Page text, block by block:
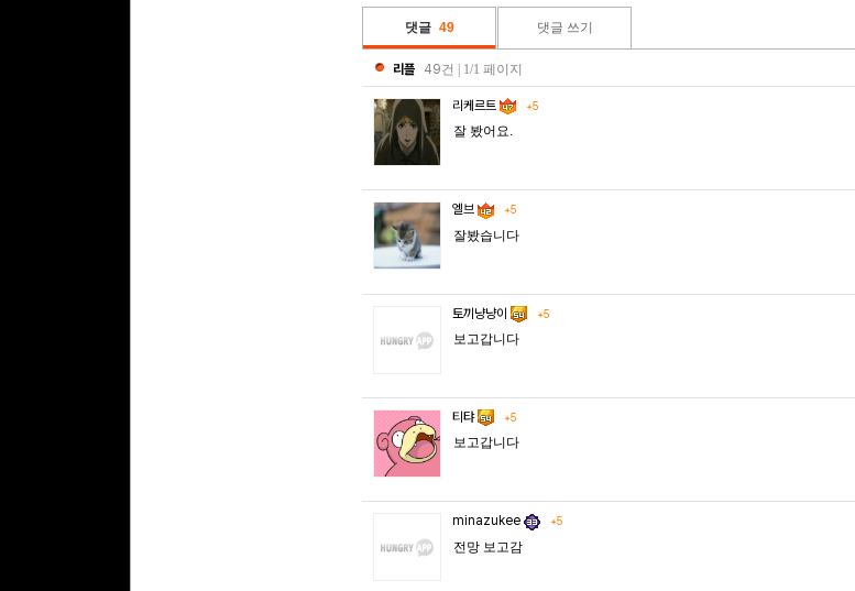
댓글 49 댓글 쓰기
리플 49건 | 1/1 페이지
리케르트 +5
잘 봤어요.
엘브 +5
잘봤습니다
토끼냥냥이 +5
보고갑니다
티탸 +5
보고갑니다
minazukee +5
전망 보고감